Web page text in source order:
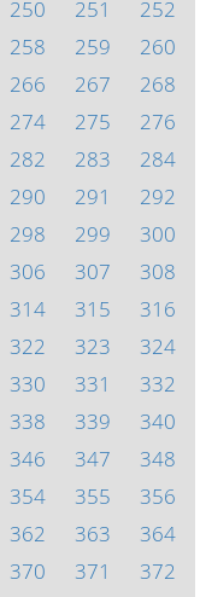
250 251
252
258 259
260
266 267
268
274 275
276
282 283
284
290 291
292
298 299
300
306 307
308
314 315
316
322 323
324
330 331
332
338 339
340
346 347
348
354 355
356
362 363
364
370 371
372